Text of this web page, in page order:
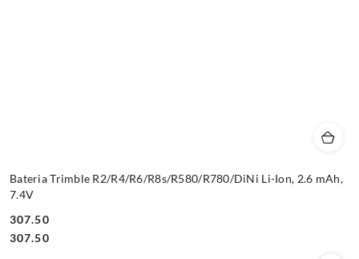
Bateria Trimble R2/R4/R6/R8s/R580/R780/DiNi Li-Ion, 2.6 mAh,
7.4V
Cena:
307.50
Cena:
307.50